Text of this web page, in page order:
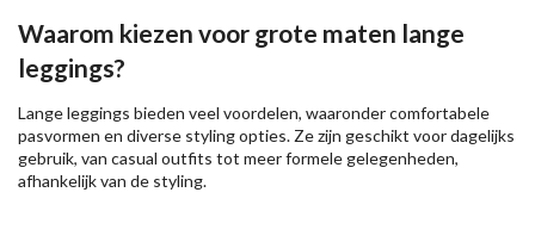
Waarom kiezen voor grote maten lange
leggings?
Lange leggings bieden veel voordelen, waaronder comfortabele
pasvormen en diverse styling opties. Ze zijn geschikt voor dagelijks
gebruik, van casual outfits tot meer formele gelegenheden,
afhankelijk van de styling.